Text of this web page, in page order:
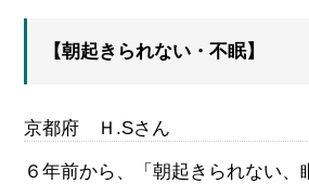
【朝起きられない・不眠】
京都府 Ｈ.Sさん
６年前から、「朝起きられない、